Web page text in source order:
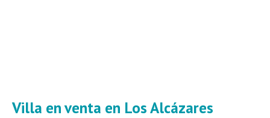
Villa en venta en Los Alcázares